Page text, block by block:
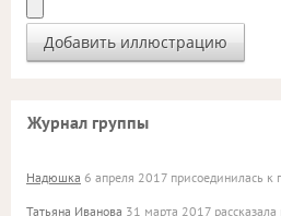
Журнал группы
Надюшка 6 апреля 2017 присоединилась к
Татьяна Иванова 31 марта 2017